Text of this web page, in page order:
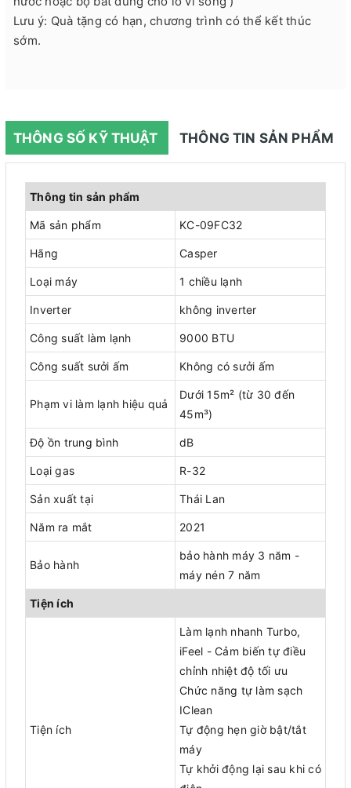
Lưu ý: Quà tặng có hạn, chương trình có thể kết thúc
sớm.
THÔNG SỐ KỸ THUẬT THÔNG TIN SẢN PHẨM
Thông tin sản phẩm
Mã sản phẩm KC-09FC32
Hãng Casper
Loại máy 1 chiều lạnh
Inverter không inverter
Công suất làm lạnh 9000 BTU
Công suất sưởi ấm Không có sưởi ấm
Phạm vi làm lạnh hiệu quả
Dưới 15m² (từ 30 đến
45m³)
Độ ồn trung bình dB
Loại gas R-32
Sản xuất tại Thái Lan
Năm ra mắt 2021
Bảo hành
bảo hành máy 3 năm -
máy nén 7 năm
Tiện ích
Tiện ích
Làm lạnh nhanh Turbo,
iFeel - Cảm biến tự điều
chỉnh nhiệt độ tối ưu
Chức năng tự làm sạch
IClean
Tự động hẹn giờ bật/tắt
máy
Tự khởi động lại sau khi có